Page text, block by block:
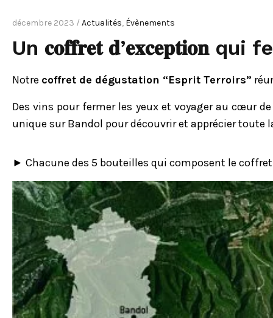
décembre 2023 / Actualités, Évènements
Un 𝐜𝐨𝐟𝐟𝐫𝐞𝐭 𝐝’𝐞𝐱𝐜𝐞𝐩𝐭𝐢𝐨𝐧
Notre coffret de dégustation “Esprit Terroirs”
Des vins pour fermer les yeux et voyager au cœur
unique sur Bandol pour découvrir et apprécier toute
► Chacune des 5 bouteilles qui composent le